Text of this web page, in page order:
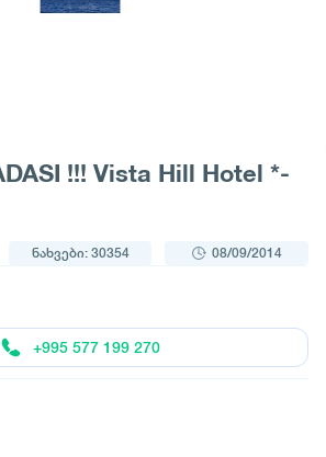
!!! Vista Hill Hotel *-
ნახვები: 30354 08/09/2014
+995 577 199 270